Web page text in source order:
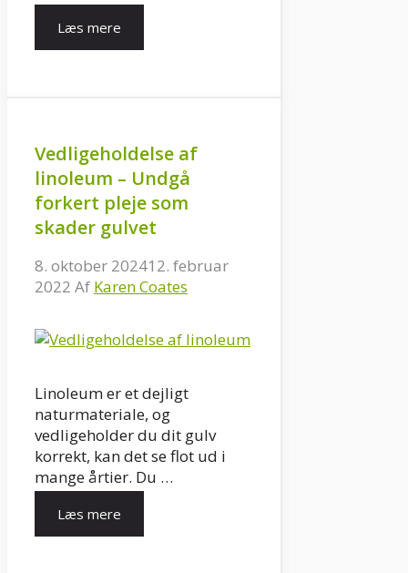
Læs mere
Vedligeholdelse af
linoleum – Undgå
forkert pleje som
skader gulvet
8. oktober 202412. februar
2022 Af Karen Coates
Linoleum er et dejligt
naturmateriale, og
vedligeholder du dit gulv
korrekt, kan det se flot ud i
mange årtier. Du …
Læs mere